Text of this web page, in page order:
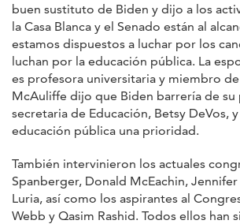
buen sustituto de Biden y dijo a los
la Casa Blanca y el Senado están al
estamos dispuestos a luchar por los
luchan por la educación pública. La
es profesora universitaria y miembro de
McAuliffe dijo que Biden barrería de su
secretaria de Educación, Betsy DeVos,
educación pública una prioridad.
También intervinieron los actuales
Spanberger, Donald McEachin,
Luria, así como los aspirantes al
Webb y Qasim Rashid. Todos ellos han